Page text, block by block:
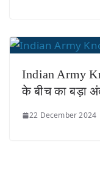
Indian Army
के बीच का बड़ा
22 December 2024